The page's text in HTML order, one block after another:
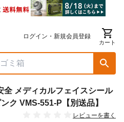
ログイン・新規会員登録
カート
全 メディカルフェイスシール
VMS-551-P【別送品】
レビューを書く